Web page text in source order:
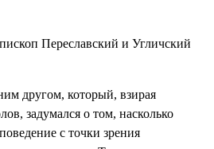
Переславский и Угличский
другом, который, взирая
задумался о том, насколько
с точки зрения